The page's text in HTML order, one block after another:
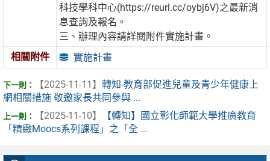
科技學科中心(https://reurl.cc/oybj6V)之最新消
息查詢及報名。
三、辦理內容請詳閱附件實施計畫。
相關附件
實施計畫
【2025-11-11】 轉知-教育部促進兒童及青少年健康上
網相關措施 敬邀家長共同參與 ...
【2025-11-10】
【轉知】國立彰化師範大學推廣教育
「精緻Moocs系列課程」之「全 ...